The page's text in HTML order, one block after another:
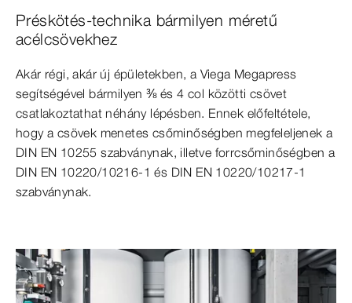
Préskötés-technika bármilyen méretű
acélcsövekhez
Akár régi, akár új épületekben, a Viega Megapress
segítségével bármilyen ⅜ és 4 col közötti csövet
csatlakoztathat néhány lépésben. Ennek előfeltétele,
hogy a csövek menetes csőminőségben megfeleljenek a
DIN EN 10255 szabványnak, illetve forrcsőminőségben a
DIN EN 10220/10216-1 és DIN EN 10220/10217-1
szabványnak.